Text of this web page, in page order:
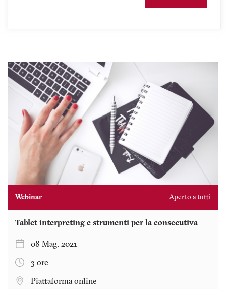
Webinar Aperto a tutti
Tablet interpreting e strumenti per la consecutiva
08 Mag. 2021
3 ore
Piattaforma online